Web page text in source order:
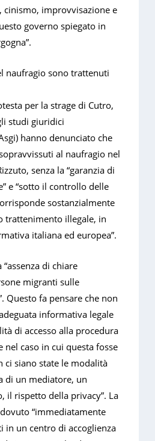
cinismo, improvvisazione e
governo spiegato in
naufragio sono trattenuti
per la strage di Cutro,
studi giuridici
hanno denunciato che
al naufragio nel
senza la “garanzia di
e “sotto il controllo delle
sostanzialmente
trattenimento illegale, in
italiana ed europea”.
di chiare
migranti sulle
Questo fa pensare che non
informativa legale
di accesso alla procedura
nel caso in cui questa fosse
ci siano state le modalità
di un mediatore, un
il rispetto della privacy”. La
“immediatamente
in un centro di accoglienza